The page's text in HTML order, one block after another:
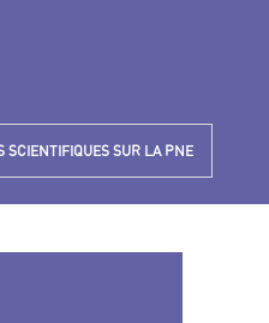
SCIENTIFIQUES SUR LA PNE